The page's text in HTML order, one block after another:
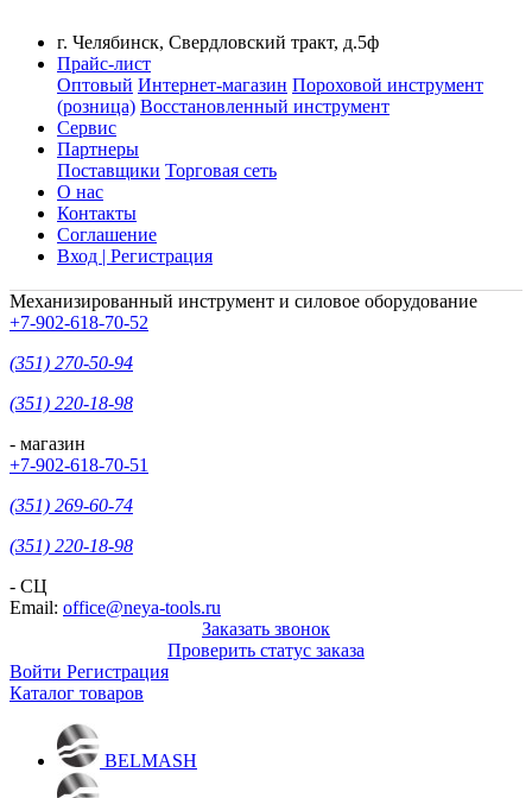
г. Челябинск, Свердловский тракт, д.5ф
Прайс-лист
Оптовый Интернет-магазин Пороховой инструмент
(розница) Восстановленный инструмент
Сервис
Партнеры
Поставщики Торговая сеть
О нас
Контакты
Соглашение
Вход | Регистрация
Механизированный инструмент и силовое оборудование
+7-902-618-70-52
(351) 270-50-94
(351) 220-18-98
- магазин
+7-902-618-70-51
(351) 269-60-74
(351) 220-18-98
- СЦ
Email: office@neya-tools.ru
Заказать звонок
Проверить статус заказа
Войти Регистрация
Каталог товаров
BELMASH